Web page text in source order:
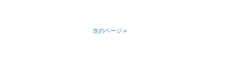
次のページ »